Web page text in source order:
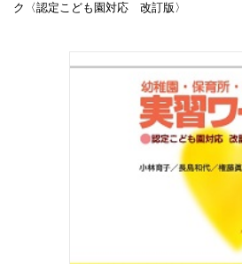
ク〈認定こども園対応 改訂版〉